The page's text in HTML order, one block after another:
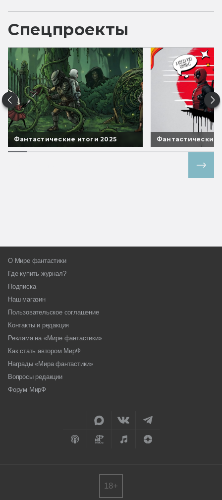
Спецпроекты
Фантастические итоги 2025 Фантастические
О Мире фантастики
Где купить журнал?
Подписка
Наш магазин
Пользовательское соглашение
Контакты и редакция
Реклама на «Мире фантастики»
Как стать автором МирФ
Награды «Мира фантастики»
Вопросы редакции
Форум МирФ
18+